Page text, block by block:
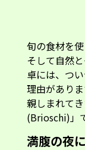
旬の食材を
そして自然
卓には、つ
理由があり
親しまれて
(Brioschi)」
満腹の夜